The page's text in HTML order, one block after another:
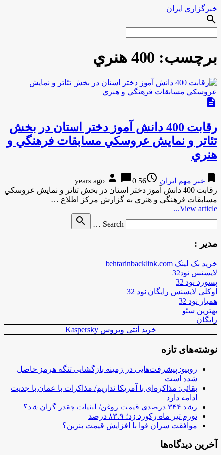
خبرگزاری ایران
search
برچسب: 400 هنري
description
رقابت 400 دانش آموز دختر استان در بخش
تئاتر و نمايش عروسكي مسابقات فرهنگي و
هنري
bookmark خبر مهم ایران access_time
56 years ago
person chat_bubble0
رقابت 400 دانش آموز دختر استان در بخش تئاتر و نمايش عروسكي
مسابقات فرهنگي و هنري به گزارش مركز اطلاع …
View article...
Search …
search
مدیر :
خرید بک لینک behtarinbacklink.com
لایسنس نود32
پسورد نود 32
اوکلی لایسنس رایگان نود 32
همیار نود 32
بهترین سئو
رایگان
خرید آنتی ویروس Kaspersky
نوشته‌های تازه
روبیو: پیشرفت‌هایی در زمینه بازگشایی تنگه هرمز حاصل
شده است
بقائی: مذاکره‌ای با آمریکا نداریم/ مذاکرات با عمان با جدیت
ادامه دارد
رشد ۳۴۴ درصدی قیمت روغن/ لبنیات چقدر گران شد؟
تورم تیر ماه رکورد زد؛ ۸۳.۹ درصد
موافقت سران قوا با افزایش قیمت بنزین؟
آخرین دیدگاه‌ها